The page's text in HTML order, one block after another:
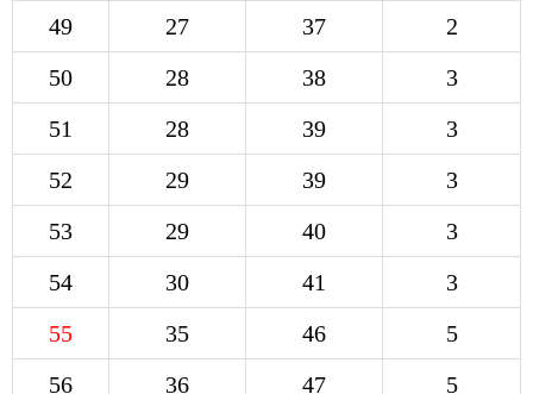
49
27 37
2
50
28 38
3
51
28 39
3
52
29 39
3
53
29 40
3
54
30 41
3
55
35 46
5
56
36 47 5